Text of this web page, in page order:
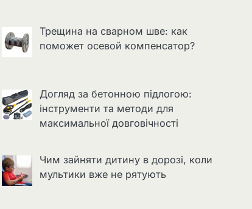
Трещина на сварном шве: как
поможет осевой компенсатор?
Догляд за бетонною підлогою:
інструменти та методи для
максимальної довговічності
Чим зайняти дитину в дорозі, коли
мультики вже не рятують